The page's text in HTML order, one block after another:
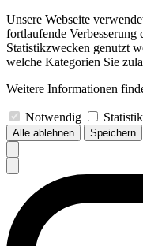
Unsere Webseite
fortlaufende Verbesserung
Statistikzwecken genutzt
welche Kategorien Sie
Weitere Informationen
Notwendig Statistik
Alle ablehnen Speichern